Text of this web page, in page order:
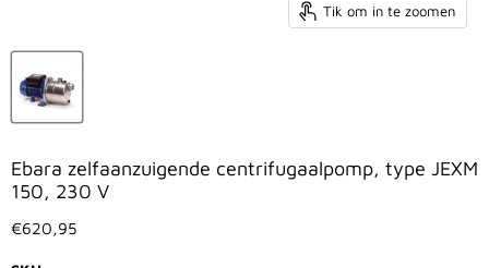
Tik om in te zoomen
Ebara zelfaanzuigende centrifugaalpomp, type JEXM
150, 230 V
Huidige prijs
€620,95